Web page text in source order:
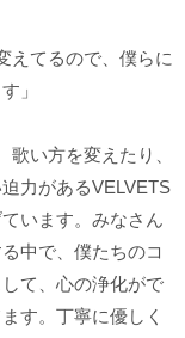
えてるので、僕らに
」
い方を変えたり、
力があるVELVETS
います。みなさん
中で、僕たちのコ
て、心の浄化がで
す。丁寧に優しく